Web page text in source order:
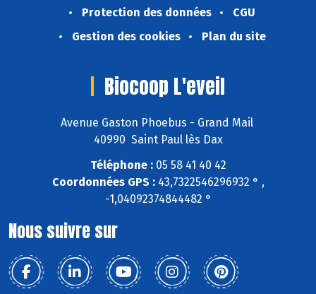
Protection des données
CGU
Gestion des cookies
Plan du site
Biocoop L'eveil
Avenue Gaston Phoebus - Grand Mail
40990 Saint Paul lès Dax
Téléphone :05 58 41 40 42
Coordonnées GPS :43,7322546296932 ° ,
-1,04092374844482 °
Nous suivre sur